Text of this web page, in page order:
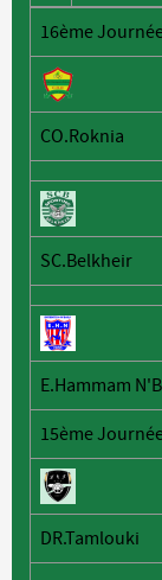
16ème
CO.Roknia
SC.Belkheir
E.Hammam
15ème
DR.Tamlouki